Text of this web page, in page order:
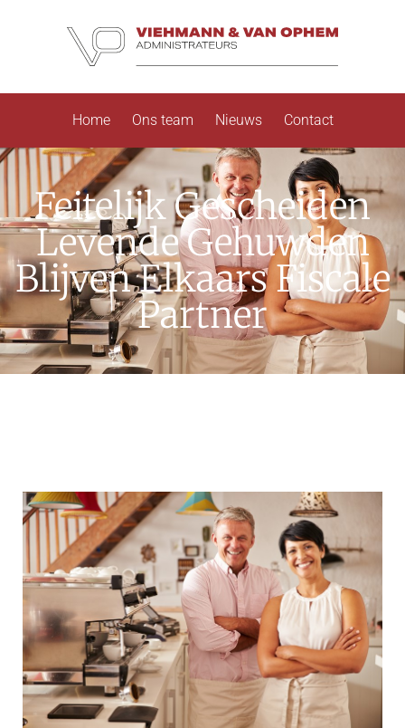
Home Ons team Nieuws Contact
Feitelijk Gescheiden
Levende Gehuwden
Blijven Elkaars Fiscale
Partner